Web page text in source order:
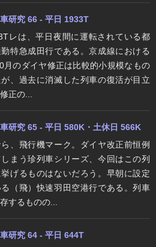
研究 66 - 平日 1933T
レは、平日夜間に運転されている都
特急成田行である。京成線における
月のダイヤ修正は比較的小規模なもの
、過去に消滅した列車の復活が目立
正の...
研究 65 - 平日 580K・土休日 566K
、飛行機マーク。ダイヤ改正前恒例
まう珍列車シリーズ、今回はこの列
げるものはないだろう。早朝に設定
る（飛）快速羽田空港行である。列車
するものの...
研究 64 - 平日 644T